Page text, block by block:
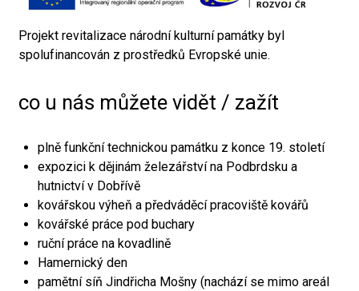
Projekt revitalizace národní kulturní památky byl
spolufinancován z prostředků Evropské unie.
co u nás můžete vidět / zažít
plně funkční technickou památku z konce 19. století
expozici k dějinám železářství na Podbrdsku a
hutnictví v Dobřívě
kovářskou výheň a předváděcí pracoviště kovářů
kovářské práce pod buchary
ruční práce na kovadlině
Hamernický den
pamětní síň Jindřicha Mošny (nachází se mimo areál